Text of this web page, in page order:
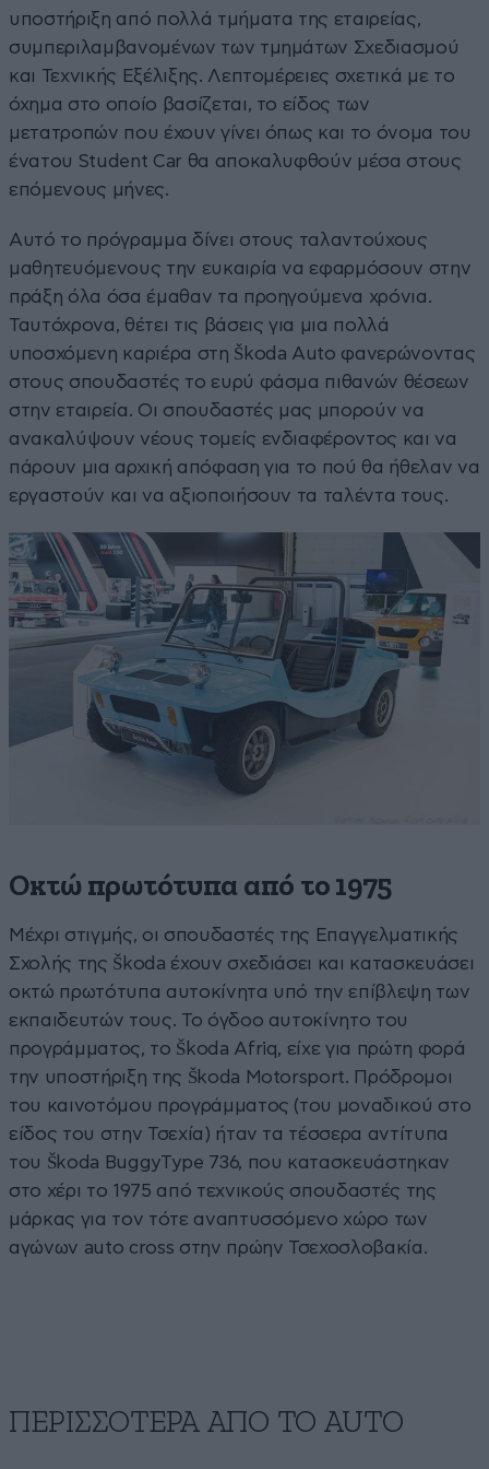
υποστήριξη από πολλά τμήματα της εταιρείας,
συμπεριλαμβανομένων των τμημάτων Σχεδιασμού
και Τεχνικής Εξέλιξης. Λεπτομέρειες σχετικά με το
όχημα στο οποίο βασίζεται, το είδος των
μετατροπών που έχουν γίνει όπως και το όνομα του
ένατου Student Car θα αποκαλυφθούν μέσα στους
επόμενους μήνες.
Αυτό το πρόγραμμα δίνει στους ταλαντούχους
μαθητευόμενους την ευκαιρία να εφαρμόσουν στην
πράξη όλα όσα έμαθαν τα προηγούμενα χρόνια.
Ταυτόχρονα, θέτει τις βάσεις για μια πολλά
υποσχόμενη καριέρα στη Škoda Auto φανερώνοντας
στους σπουδαστές το ευρύ φάσμα πιθανών θέσεων
στην εταιρεία. Οι σπουδαστές μας μπορούν να
ανακαλύψουν νέους τομείς ενδιαφέροντος και να
πάρουν μια αρχική απόφαση για το πού θα ήθελαν να
εργαστούν και να αξιοποιήσουν τα ταλέντα τους.
Οκτώ πρωτότυπα από το 1975
Μέχρι στιγμής, οι σπουδαστές της Επαγγελματικής
Σχολής της Škoda έχουν σχεδιάσει και κατασκευάσει
οκτώ πρωτότυπα αυτοκίνητα υπό την επίβλεψη των
εκπαιδευτών τους. Το όγδοο αυτοκίνητο του
προγράμματος, το Škoda Afriq, είχε για πρώτη φορά
την υποστήριξη της Škoda Motorsport. Πρόδρομοι
του καινοτόμου προγράμματος (του μοναδικού στο
είδος του στην Τσεχία) ήταν τα τέσσερα αντίτυπα
του Škoda BuggyType 736, που κατασκευάστηκαν
στο χέρι το 1975 από τεχνικούς σπουδαστές της
μάρκας για τον τότε αναπτυσσόμενο χώρο των
αγώνων auto cross στην πρώην Τσεχοσλοβακία.
ΠΕΡΙΣΣΟΤΕΡΑ ΑΠΟ ΤΟ AUTO